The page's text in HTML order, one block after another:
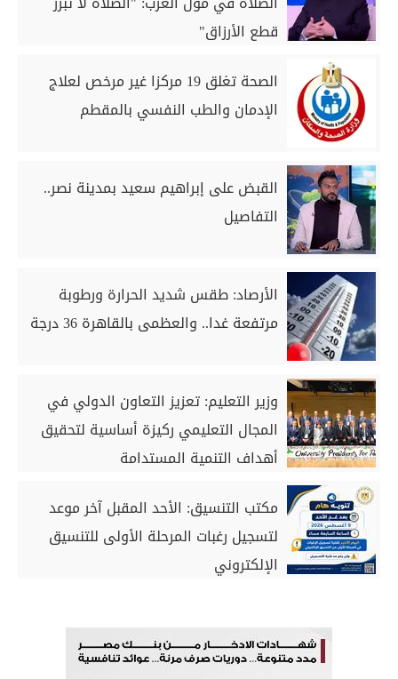
قطع الأرزاق"
الصحة تغلق 19 مركزا غير مرخص لعلاج
الإدمان والطب النفسي بالمقطم
القبض على إبراهيم سعيد بمدينة نصر..
التفاصيل
الأرصاد: طقس شديد الحرارة ورطوبة
مرتفعة غدا.. والعظمى بالقاهرة 36 درجة
وزير التعليم: تعزيز التعاون الدولي في
المجال التعليمي ركيزة أساسية لتحقيق
أهداف التنمية المستدامة
مكتب التنسيق: الأحد المقبل آخر موعد
لتسجيل رغبات المرحلة الأولى للتنسيق
الإلكتروني